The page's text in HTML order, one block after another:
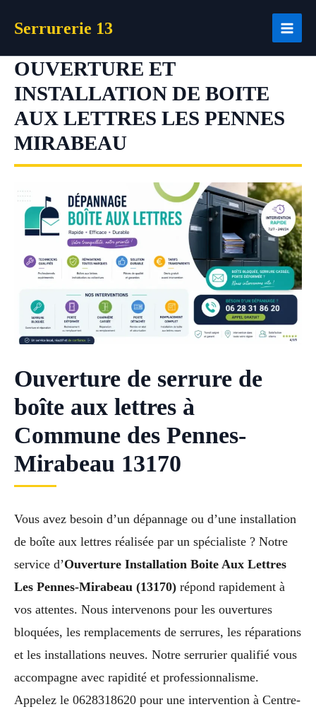
Serrurerie 13
OUVERTURE ET
INSTALLATION DE BOITE
AUX LETTRES LES PENNES
MIRABEAU
Ouverture de serrure de
boîte aux lettres à
Commune des Pennes-
Mirabeau 13170
Vous avez besoin d’un dépannage ou d’une installation
de boîte aux lettres réalisée par un spécialiste ? Notre
service d’Ouverture Installation Boite Aux Lettres
Les Pennes-Mirabeau (13170) répond rapidement à
vos attentes. Nous intervenons pour les ouvertures
bloquées, les remplacements de serrures, les réparations
et les installations neuves. Notre serrurier qualifié vous
accompagne avec rapidité et professionnalisme.
Appelez le 0628318620 pour une intervention à Centre-